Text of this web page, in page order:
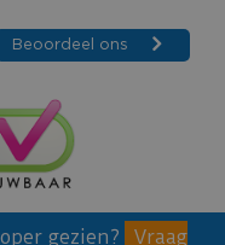
gezien? Vraag